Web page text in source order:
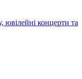
ювілейні концерти та